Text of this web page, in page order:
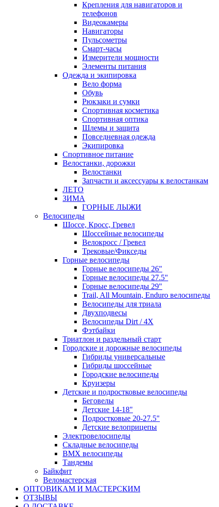
Крепления для навигаторов и
телефонов
Видеокамеры
Навигаторы
Пульсометры
Смарт-часы
Измерители мощности
Элементы питания
Одежда и экипировка
Вело форма
Обувь
Рюкзаки и сумки
Спортивная косметика
Спортивная оптика
Шлемы и защита
Повседневная одежда
Экипировка
Спортивное питание
Велостанки, дорожки
Велостанки
Запчасти и аксессуары к велостанкам
ЛЕТО
ЗИМА
ГОРНЫЕ ЛЫЖИ
Велосипеды
Шоссе, Кросс, Гревел
Шоссейные велосипеды
Велокросс / Гревел
Трековые/Фикседы
Горные велосипеды
Горные велосипеды 26"
Горные велосипеды 27.5"
Горные велосипеды 29"
Trail, All Mountain, Enduro велосипеды
Велосипеды для триала
Двухподвесы
Велосипеды Dirt / 4X
Фэтбайки
Триатлон и раздельный старт
Городские и дорожные велосипеды
Гибриды универсальные
Гибриды шоссейные
Городские велосипеды
Круизеры
Детские и подростковые велосипеды
Беговелы
Детские 14-18"
Подростковые 20-27.5"
Детские велоприцепы
Электровелосипеды
Складные велосипеды
BMX велосипеды
Тандемы
Байкфит
Веломастерская
ОПТОВИКАМ И МАСТЕРСКИМ
ОТЗЫВЫ